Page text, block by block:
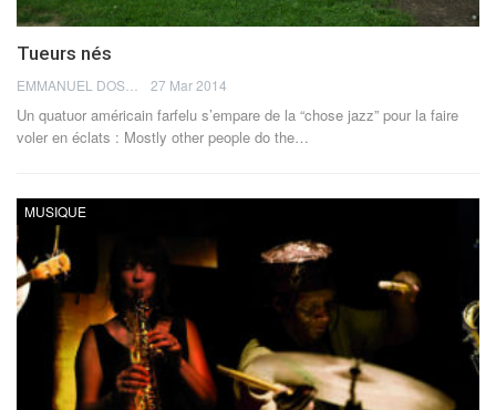
Tueurs nés
27 Mar 2014
Un quatuor américain farfelu s’empare de la “chose jazz” pour la faire
voler en éclats : Mostly other people do the…
MUSIQUE